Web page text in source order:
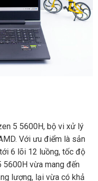
5 5600H, bộ vi xử lý
Với ưu điểm là sản
6 lõi 12 luồng, tốc độ
5600H vừa mang đến
lượng, lại vừa có khả